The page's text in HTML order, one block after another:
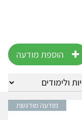
הוספת מודעה
מודעה מודגשת